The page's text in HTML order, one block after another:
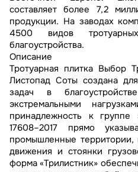
составляет более 7,2
продукции. На заводах
4500 видов
благоустройства.
Описание
Тротуарная плитка Выбор
Листопад Соты создана
задач в
экстремальными
принадлежность к
17608–2017 прямо
промышленные
движения и стоянки
форма «Трилистник»